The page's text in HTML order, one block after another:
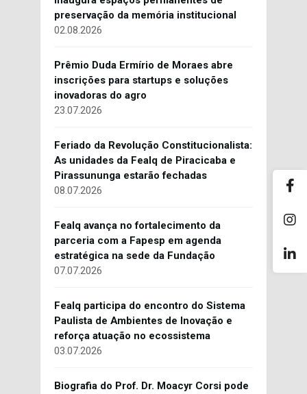
preservação da memória institucional
02.08.2026
Prêmio Duda Ermírio de Moraes abre
inscrições para startups e soluções
inovadoras do agro
23.07.2026
Feriado da Revolução Constitucionalista:
As unidades da Fealq de Piracicaba e
Pirassununga estarão fechadas
08.07.2026
Fealq avança no fortalecimento da
parceria com a Fapesp em agenda
estratégica na sede da Fundação
07.07.2026
Fealq participa do encontro do Sistema
Paulista de Ambientes de Inovação e
reforça atuação no ecossistema
03.07.2026
Biografia do Prof. Dr. Moacyr Corsi pode